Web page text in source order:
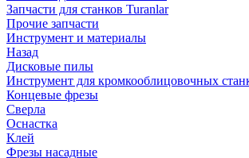
Запчасти для станков Turanlar
Прочие запчасти
Инструмент и материалы
Назад
Дисковые пилы
Инструмент для кромкооблицовочных
Концевые фрезы
Сверла
Оснастка
Клей
Фрезы насадные